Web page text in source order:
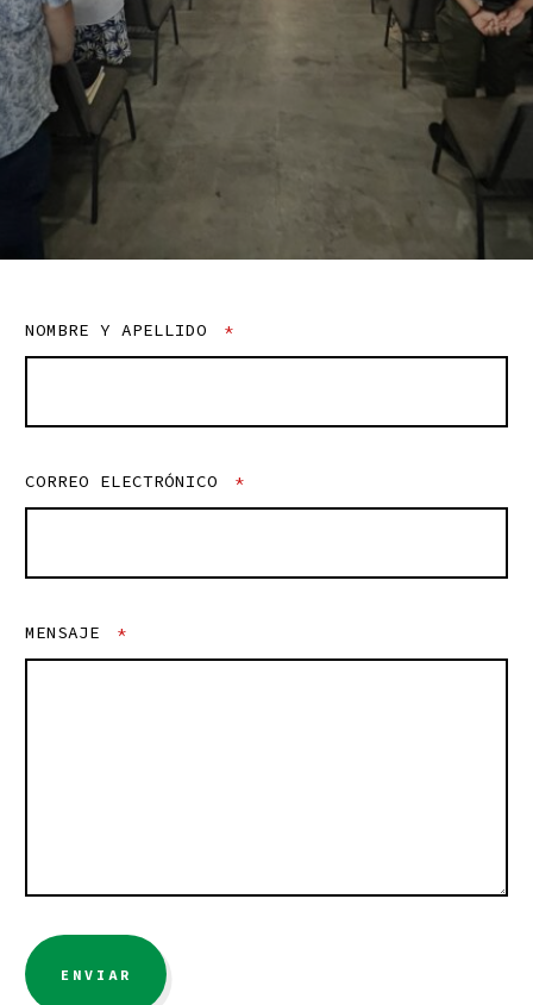
NOMBRE Y APELLIDO *
CORREO ELECTRÓNICO *
MENSAJE *
ENVIAR